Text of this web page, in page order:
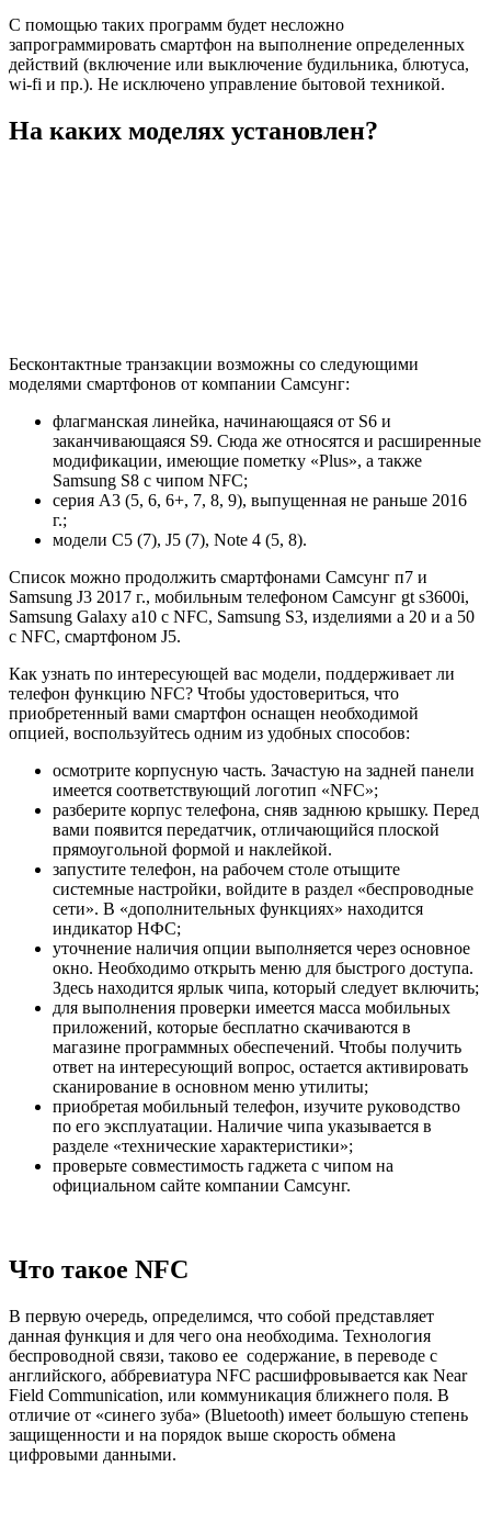
С помощью таких программ будет несложно
запрограммировать смартфон на выполнение определенных
действий (включение или выключение будильника, блютуса,
wi-fi и пр.). Не исключено управление бытовой техникой.
На каких моделях установлен?
Бесконтактные транзакции возможны со следующими
моделями смартфонов от компании Самсунг:
флагманская линейка, начинающаяся от S6 и
заканчивающаяся S9. Сюда же относятся и расширенные
модификации, имеющие пометку «Plus», а также
Samsung S8 с чипом NFC;
серия A3 (5, 6, 6+, 7, 8, 9), выпущенная не раньше 2016
г.;
модели C5 (7), J5 (7), Note 4 (5, 8).
Список можно продолжить смартфонами Самсунг п7 и
Samsung J3 2017 г., мобильным телефоном Самсунг gt s3600i,
Samsung Galaxy a10 с NFC, Samsung S3, изделиями a 20 и a 50
с NFC, смартфоном J5.
Как узнать по интересующей вас модели, поддерживает ли
телефон функцию NFC? Чтобы удостовериться, что
приобретенный вами смартфон оснащен необходимой
опцией, воспользуйтесь одним из удобных способов:
осмотрите корпусную часть. Зачастую на задней панели
имеется соответствующий логотип «NFC»;
разберите корпус телефона, сняв заднюю крышку. Перед
вами появится передатчик, отличающийся плоской
прямоугольной формой и наклейкой.
запустите телефон, на рабочем столе отыщите
системные настройки, войдите в раздел «беспроводные
сети». В «дополнительных функциях» находится
индикатор НФС;
уточнение наличия опции выполняется через основное
окно. Необходимо открыть меню для быстрого доступа.
Здесь находится ярлык чипа, который следует включить;
для выполнения проверки имеется масса мобильных
приложений, которые бесплатно скачиваются в
магазине программных обеспечений. Чтобы получить
ответ на интересующий вопрос, остается активировать
сканирование в основном меню утилиты;
приобретая мобильный телефон, изучите руководство
по его эксплуатации. Наличие чипа указывается в
разделе «технические характеристики»;
проверьте совместимость гаджета с чипом на
официальном сайте компании Самсунг.
Что такое NFC
В первую очередь, определимся, что собой представляет
данная функция и для чего она необходима. Технология
беспроводной связи, таково ее содержание, в переводе с
английского, аббревиатура NFC расшифровывается как Near
Field Communication, или коммуникация ближнего поля. В
отличие от «синего зуба» (Bluetooth) имеет большую степень
защищенности и на порядок выше скорость обмена
цифровыми данными.